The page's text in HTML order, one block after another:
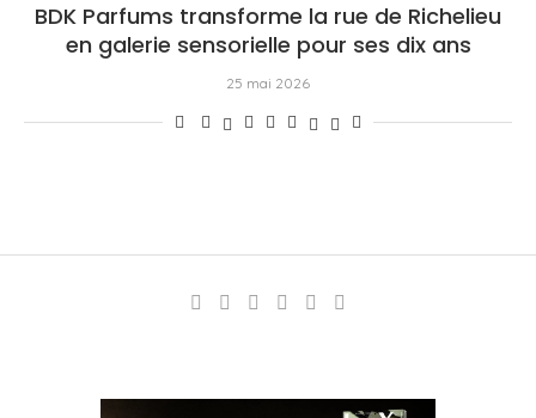
BDK Parfums transforme la rue de Richelieu
en galerie sensorielle pour ses dix ans
25 mai 2026